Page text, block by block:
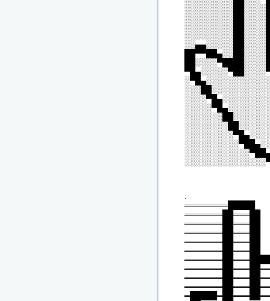
.
════════█████
═══════██═══██
═══════██═══██
═══════██═══██
═══════██═══██
═══════██═══██